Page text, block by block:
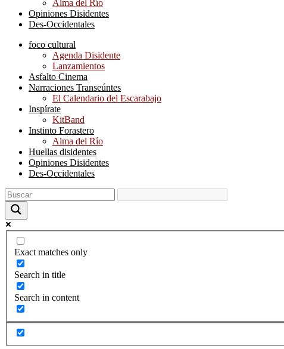
Alma del Río
Opiniones Disidentes
Des-Occidentales
foco cultural
Agenda Disidente
Lanzamientos
Asfalto Cinema
Narraciones Transeúntes
El Calendario del Escarabajo
Inspírate
KitBand
Instinto Forastero
Alma del Río
Huellas disidentes
Opiniones Disidentes
Des-Occidentales
Exact matches only
Search in title
Search in content